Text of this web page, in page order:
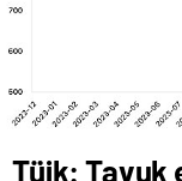
Tüik: Tavuk